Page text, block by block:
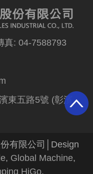
真: 04-7588793
東五路5號 (彰濱
有限公司│Design
, Global Machine,
HiGo.